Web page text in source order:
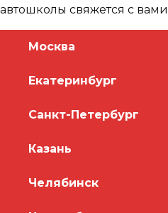
автошколы свяжется с
Москва
Екатеринбург
Санкт-Петербург
Казань
Челябинск